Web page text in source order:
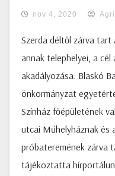
nov 4, 2020
Szerda déltől zárva tart
annak telephelyei, a
akadályozása. Blaskó
önkormányzat
Színház főépületének
utcai Műhelyháznak és
próbateremének zárva
tájékoztatta